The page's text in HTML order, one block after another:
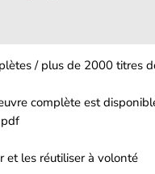
/ plus de 2000 titres
complète est
et les réutiliser à volonté